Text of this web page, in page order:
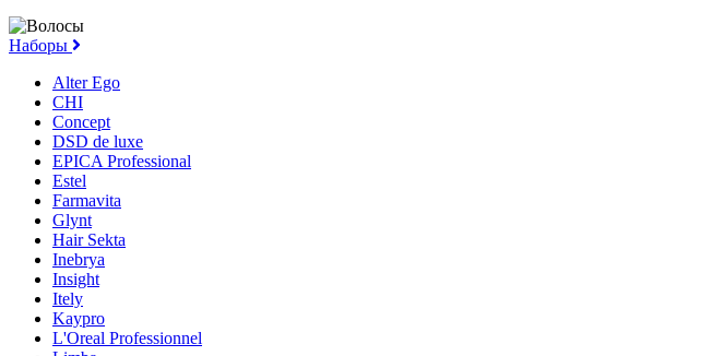
Наборы
Alter Ego
CHI
Concept
DSD de luxe
EPICA Professional
Estel
Farmavita
Glynt
Hair Sekta
Inebrya
Insight
Itely
Kaypro
L'Oreal Professionnel